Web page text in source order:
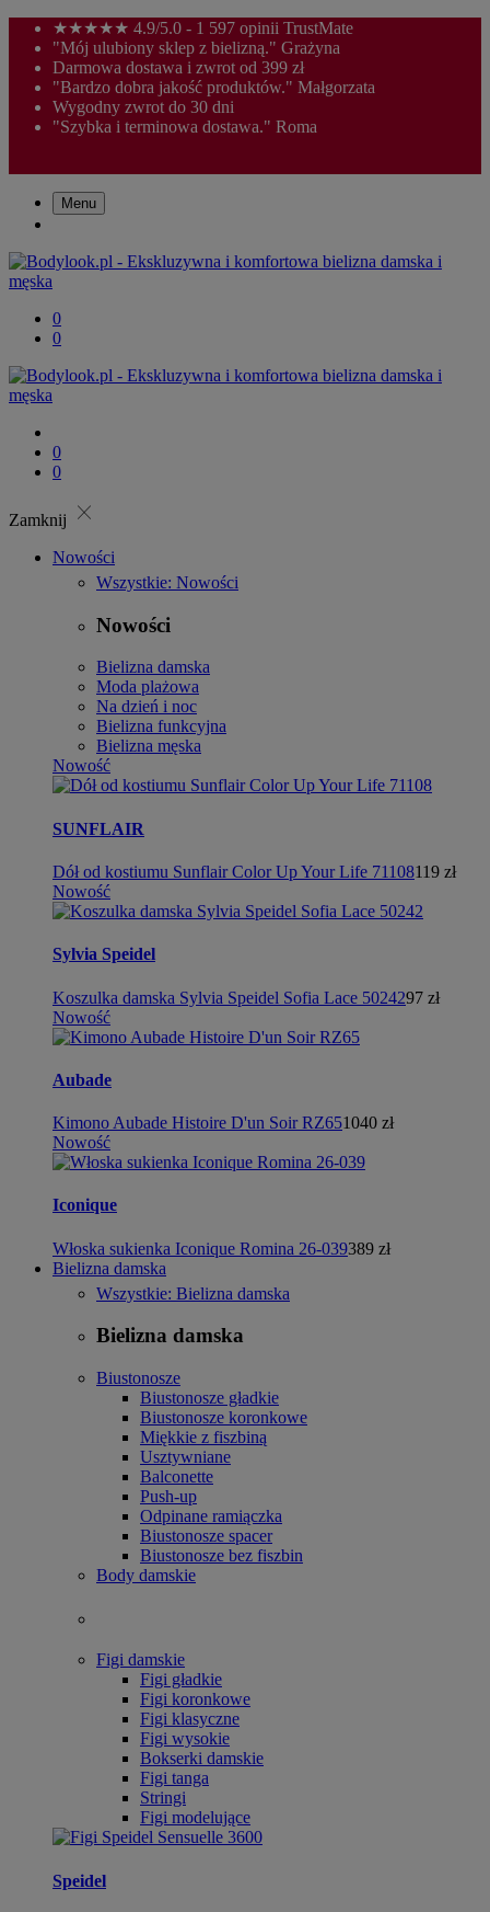
★★★★★ 4.9/5.0 - 1 597 opinii TrustMate
"Mój ulubiony sklep z bielizną." Grażyna
Darmowa dostawa i zwrot od 399 zł
"Bardzo dobra jakość produktów." Małgorzata
Wygodny zwrot do 30 dni
"Szybka i terminowa dostawa." Roma
Menu
0
0
0
0
Zamknij close
Nowości
Wszystkie: Nowości
Nowości
Bielizna damska
Moda plażowa
Na dzień i noc
Bielizna funkcyjna
Bielizna męska
Nowość
SUNFLAIR
Dół od kostiumu Sunflair Color Up Your Life 71108119 zł
Nowość
Sylvia Speidel
Koszulka damska Sylvia Speidel Sofia Lace 5024297 zł
Nowość
Aubade
Kimono Aubade Histoire D'un Soir RZ651040 zł
Nowość
Iconique
Włoska sukienka Iconique Romina 26-039389 zł
Bielizna damska
Wszystkie: Bielizna damska
Bielizna damska
Biustonosze
Biustonosze gładkie
Biustonosze koronkowe
Miękkie z fiszbiną
Usztywniane
Balconette
Push-up
Odpinane ramiączka
Biustonosze spacer
Biustonosze bez fiszbin
Body damskie
Figi damskie
Figi gładkie
Figi koronkowe
Figi klasyczne
Figi wysokie
Bokserki damskie
Figi tanga
Stringi
Figi modelujące
Speidel